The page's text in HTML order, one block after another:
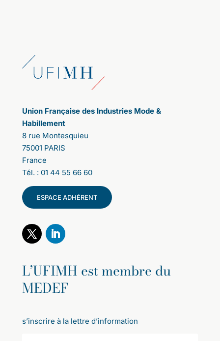
Union Française des Industries Mode &
Habillement
8 rue Montesquieu
75001 PARIS
France
Tél. : 01 44 55 66 60
ESPACE ADHÉRENT
L’UFIMH est membre du
MEDEF
s’inscrire à la lettre d’information